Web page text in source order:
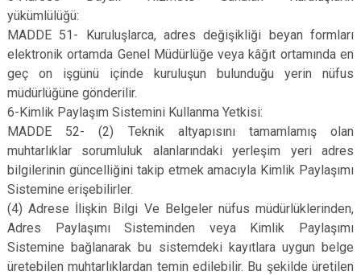
yükümlülüğü:
MADDE 51- Kuruluşlarca, adres değişikliği beyan formları
elektronik ortamda Genel Müdürlüğe veya kâğıt ortamında en
geç on işgünü içinde kuruluşun bulunduğu yerin nüfus
müdürlüğüne gönderilir.
6-Kimlik Paylaşım Sistemini Kullanma Yetkisi:
MADDE 52- (2) Teknik altyapısını tamamlamış olan
muhtarlıklar sorumluluk alanlarındaki yerleşim yeri adres
bilgilerinin güncelliğini takip etmek amacıyla Kimlik Paylaşımı
Sistemine erişebilirler.
(4) Adrese İlişkin Bilgi Ve Belgeler nüfus müdürlüklerinden,
Adres Paylaşımı Sisteminden veya Kimlik Paylaşımı
Sistemine bağlanarak bu sistemdeki kayıtlara uygun belge
üretebilen muhtarlıklardan temin edilebilir. Bu şekilde üretilen